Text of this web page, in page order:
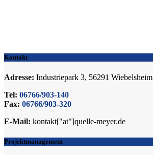
Kontakt
Adresse: Industriepark 3, 56291 Wiebelsheim
Tel: 06766/903-140
Fax: 06766/903-320
E-Mail: kontakt["at"]quelle-meyer.de
Projektmanagement